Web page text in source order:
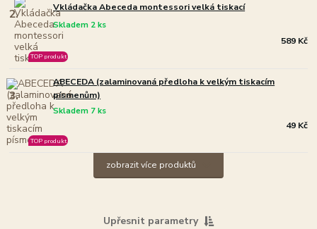
2. Vkládačka Abeceda montessori velká tiskací
Skladem 2 ks
TOP produkt
589 Kč
3.
ABECEDA (zalaminovaná předloha k velkým tiskacím
písmenům)
Skladem 7 ks
TOP produkt
49 Kč
zobrazit více produktů
Upřesnit parametry